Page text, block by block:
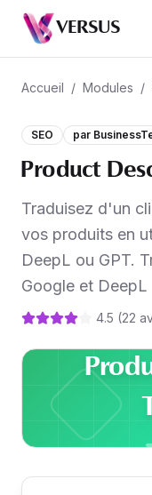
VERSUS
Product Description
69,99 €
Accueil / Modules /
SEO par
Product
Traduisez d'un
vos produits en
DeepL ou GPT.
Google et DeepL
4.5 (22